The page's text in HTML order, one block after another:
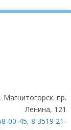
Магнитогорск. пр.
Ленина, 121
00-45, 8 3519 21-